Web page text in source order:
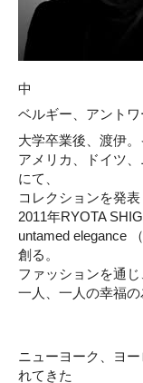
中
ベルギー、アントワ
大学卒業後、渡伊
アメリカ、ドイツ
にて、
コレクションを発表
2011年RYOTA
untamed elegance
創る。
ファッションを通
一人、一人の幸福の
ニューヨーク、ヨ
れてきた